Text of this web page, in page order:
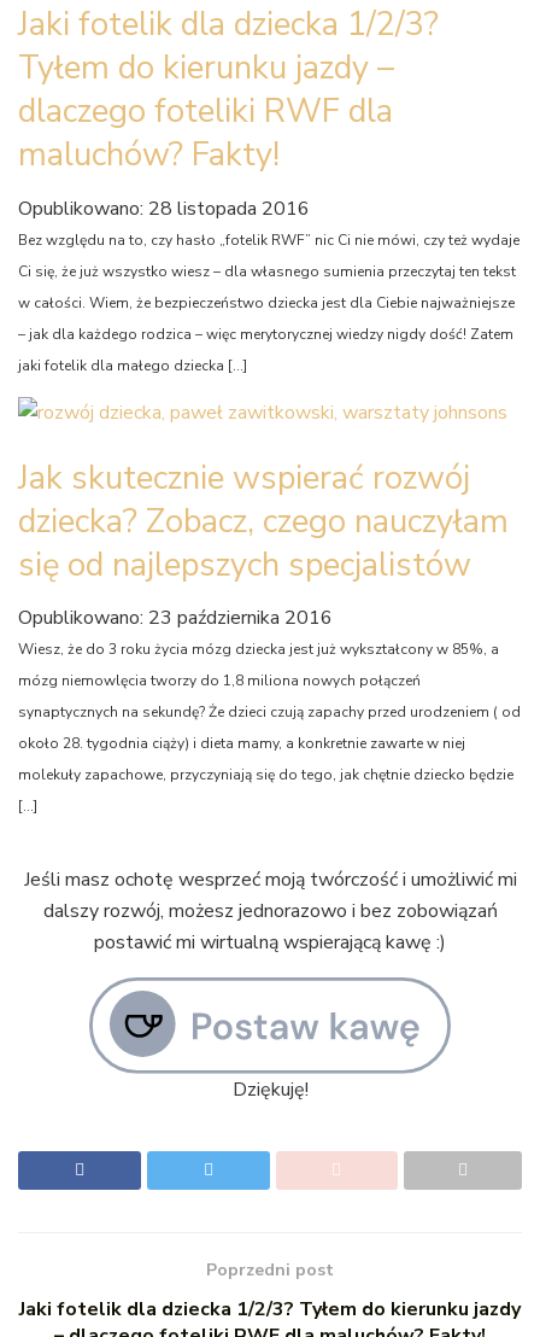
Jaki fotelik dla dziecka 1/2/3?
Tyłem do kierunku jazdy –
dlaczego foteliki RWF dla
maluchów? Fakty!
Opublikowano: 28 listopada 2016
Bez względu na to, czy hasło „fotelik RWF” nic Ci nie mówi, czy też wydaje
Ci się, że już wszystko wiesz – dla własnego sumienia przeczytaj ten tekst
w całości. Wiem, że bezpieczeństwo dziecka jest dla Ciebie najważniejsze
– jak dla każdego rodzica – więc merytorycznej wiedzy nigdy dość! Zatem
jaki fotelik dla małego dziecka […]
Jak skutecznie wspierać rozwój
dziecka? Zobacz, czego nauczyłam
się od najlepszych specjalistów
Opublikowano: 23 października 2016
Wiesz, że do 3 roku życia mózg dziecka jest już wykształcony w 85%, a
mózg niemowlęcia tworzy do 1,8 miliona nowych połączeń
synaptycznych na sekundę? Że dzieci czują zapachy przed urodzeniem ( od
około 28. tygodnia ciąży) i dieta mamy, a konkretnie zawarte w niej
molekuły zapachowe, przyczyniają się do tego, jak chętnie dziecko będzie
[…]
Jeśli masz ochotę wesprzeć moją twórczość i umożliwić mi
dalszy rozwój, możesz jednorazowo i bez zobowiązań
postawić mi wirtualną wspierającą kawę :)
Dziękuję!
Poprzedni post
Jaki fotelik dla dziecka 1/2/3? Tyłem do kierunku jazdy